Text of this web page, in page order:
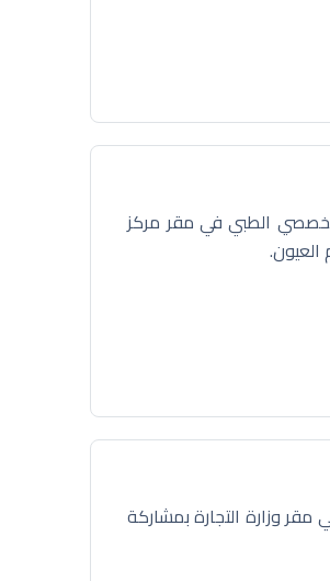
الطبي في مقر مركز
وزارة التجارة بمشاركة